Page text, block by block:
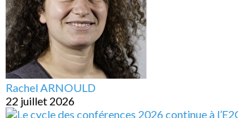
Rachel ARNOULD
22 juillet 2026